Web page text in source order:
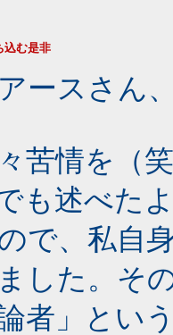
込む是非
ースさん
苦情を（
も述べた
で、私自
した。そ
者」とい